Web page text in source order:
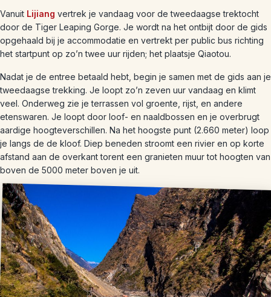
Vanuit Lijiang vertrek je vandaag voor de tweedaagse trektocht
door de Tiger Leaping Gorge. Je wordt na het ontbijt door de gids
opgehaald bij je accommodatie en vertrekt per public bus richting
het startpunt op zo’n twee uur rijden; het plaatsje Qiaotou.
Nadat je de entree betaald hebt, begin je samen met de gids aan je
tweedaagse trekking. Je loopt zo’n zeven uur vandaag en klimt
veel. Onderweg zie je terrassen vol groente, rijst, en andere
etenswaren. Je loopt door loof- en naaldbossen en je overbrugt
aardige hoogteverschillen. Na het hoogste punt (2.660 meter) loop
je langs de de kloof. Diep beneden stroomt een rivier en op korte
afstand aan de overkant torent een granieten muur tot hoogten van
boven de 5000 meter boven je uit.